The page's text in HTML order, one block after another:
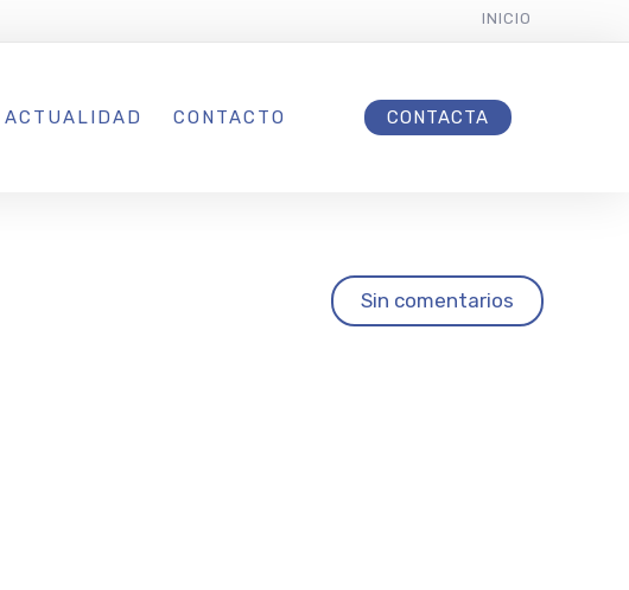
INICIO
ACTUALIDAD CONTACTO CONTACTA
Sin comentarios